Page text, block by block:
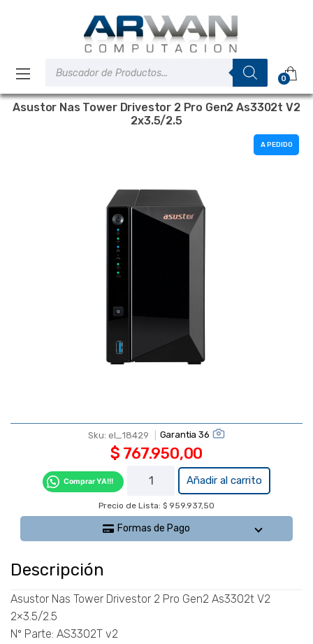
0
Asustor Nas Tower Drivestor 2 Pro Gen2 As3302t V2
2x3.5/2.5
A PEDIDO
Sku: el_18429 Garantia 36
$ 767.950,00
Comprar YA!!!
Asustor
Tower
Drivestor
2 Pro
V2
Añadir al carrito
Precio de Lista: $ 959.937,50
Formas de Pago
Descripción
Asustor Nas Tower Drivestor 2 Pro Gen2 As3302t V2
2×3.5/2.5
Nº Parte: AS3302T v2